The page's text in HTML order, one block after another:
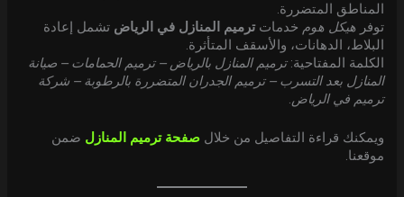
المناطق المتضررة.
توفرهيكل هوم خدماتترميم المنازل في الرياض تشمل إعادة
البلاط، الدهانات، والأسقف المتأثرة.
الكلمة المفتاحية:ترميم المنازل بالرياض – ترميم الحمامات – صيانة
المنازل بعد التسرب – ترميم الجدران المتضررة بالرطوبة – شركة
ترميم في الرياض.
ويمكنك قراءة التفاصيل من خلال صفحة ترميم المنازل ضمن
موقعنا.